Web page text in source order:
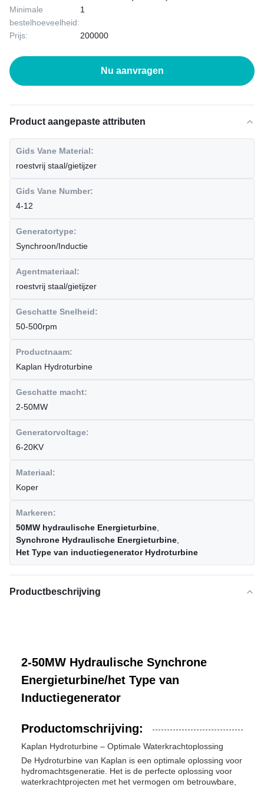
Minimale
bestelhoeveelheid:
1
Prijs: 200000
Nu aanvragen
Product aangepaste attributen
Gids Vane Material:
roestvrij staal/gietijzer
Gids Vane Number:
4-12
Generatortype:
Synchroon/Inductie
Agentmateriaal:
roestvrij staal/gietijzer
Geschatte Snelheid:
50-500rpm
Productnaam:
Kaplan Hydroturbine
Geschatte macht:
2-50MW
Generatorvoltage:
6-20KV
Materiaal:
Koper
Markeren:
50MW hydraulische Energieturbine
Synchrone Hydraulische Energieturbine
Het Type van inductiegenerator Hydroturbine
Productbeschrijving
2-50MW Hydraulische Synchrone
Energieturbine/het Type van
Inductiegenerator
Productomschrijving:
Kaplan Hydroturbine – Optimale Waterkrachtoplossing
De Hydroturbine van Kaplan is een optimale oplossing voor
hydromachtsgeneratie. Het is de perfecte oplossing voor
waterkrachtprojecten met het vermogen om betrouwbare,